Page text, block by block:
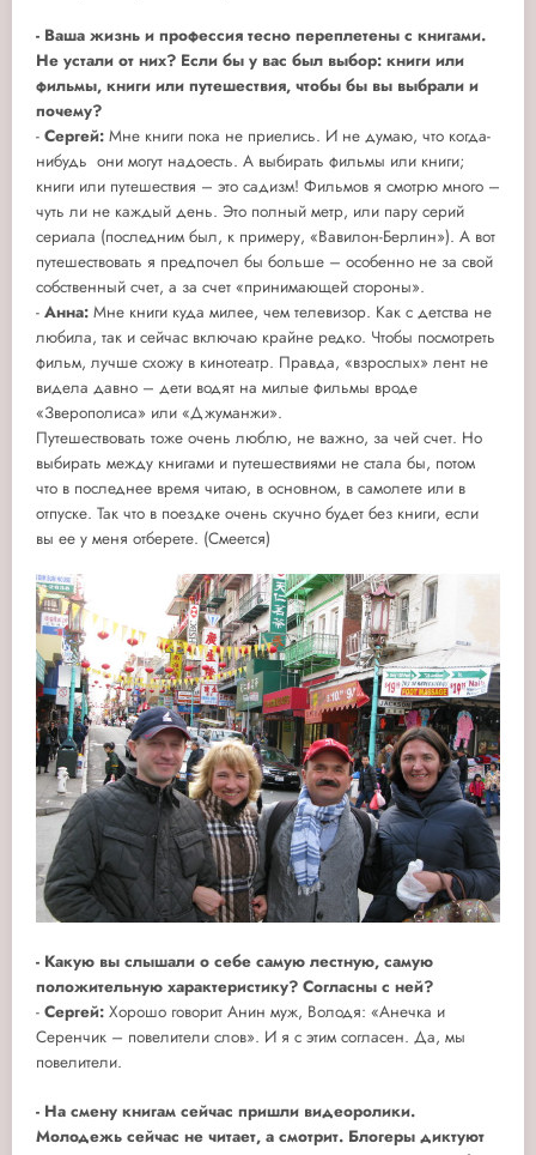
- Ваша жизнь и профессия тесно переплетены с книгами.
Не устали от них? Если бы у вас был выбор: книги или
фильмы, книги или путешествия, чтобы бы вы выбрали и
почему?
- Сергей: Мне книги пока не приелись. И не думаю, что когда-
нибудь они могут надоесть. А выбирать фильмы или книги;
книги или путешествия – это садизм! Фильмов я смотрю много –
чуть ли не каждый день. Это полный метр, или пару серий
сериала (последним был, к примеру, «Вавилон-Берлин»). А вот
путешествовать я предпочел бы больше – особенно не за свой
собственный счет, а за счет «принимающей стороны».
- Анна: Мне книги куда милее, чем телевизор. Как с детства не
любила, так и сейчас включаю крайне редко. Чтобы посмотреть
фильм, лучше схожу в кинотеатр. Правда, «взрослых» лент не
видела давно – дети водят на милые фильмы вроде
«Зверополиса» или «Джуманжи».
Путешествовать тоже очень люблю, не важно, за чей счет. Но
выбирать между книгами и путешествиями не стала бы, потом
что в последнее время читаю, в основном, в самолете или в
отпуске. Так что в поездке очень скучно будет без книги, если
вы ее у меня отберете. (Смеется)
- Какую вы слышали о себе самую лестную, самую
положительную характеристику? Согласны с ней?
- Сергей: Хорошо говорит Анин муж, Володя: «Анечка и
Серенчик – повелители слов». И я с этим согласен. Да, мы
повелители.
- На смену книгам сейчас пришли видеоролики.
Молодежь сейчас не читает, а смотрит. Блогеры диктуют